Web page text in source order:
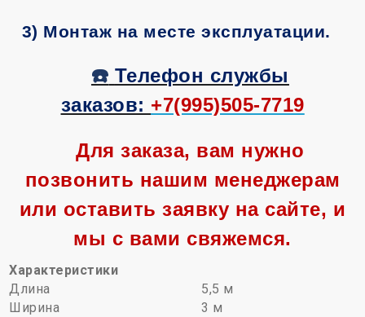
3) Монтаж на месте эксплуатации.
☎️ Телефон службы
заказов: +7(995)505-7719
Для заказа, вам нужно
позвонить нашим менеджерам
или оставить заявку на сайте, и
мы с вами свяжемся.
Характеристики
Длина
5,5 м
Ширина
3 м